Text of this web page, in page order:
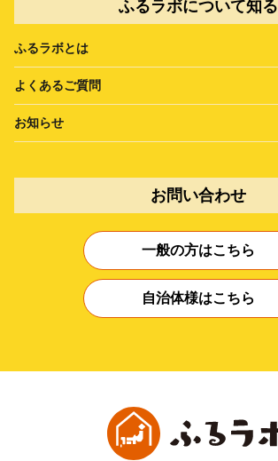
ふるラボについて知る
ふるラボとは
よくあるご質問
お知らせ
お問い合わせ
一般の方はこちら
自治体様はこちら